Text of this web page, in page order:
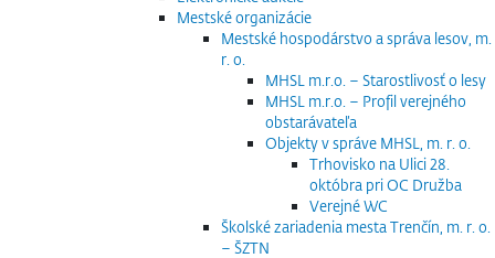
Mestské organizácie
Mestské hospodárstvo a správa lesov, m.
r. o.
MHSL m.r.o. – Starostlivosť o lesy
MHSL m.r.o. – Profil verejného
obstarávateľa
Objekty v správe MHSL, m. r. o.
Trhovisko na Ulici 28.
októbra pri OC Družba
Verejné WC
Školské zariadenia mesta Trenčín, m. r. o.
– ŠZTN